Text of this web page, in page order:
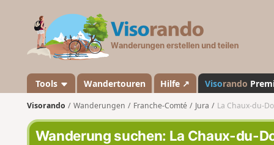
a
n
d
o
Tools Wandertouren Hilfe ↗ Visorando
Visorando Wanderungen Franche-Comté Jura La Chaux-du-
Wanderung suchen: La Chaux-du-